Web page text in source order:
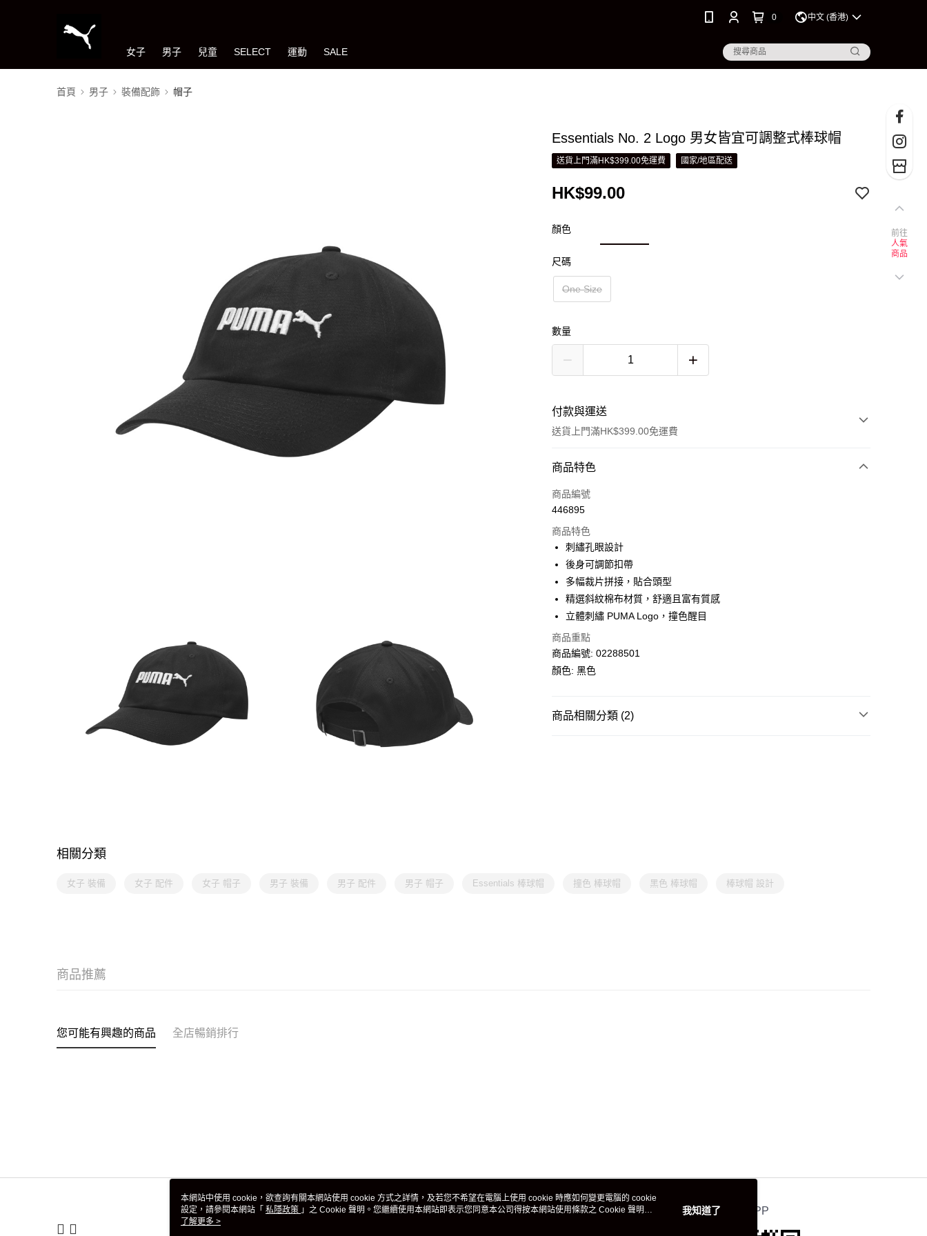
0 中文 (香港)
女子 男子 兒童 SELECT 運動 SALE
首頁 男子 裝備配飾 帽子
Essentials No. 2 Logo 男女皆宜可調整式棒球帽
送貨上門滿HK$399.00免運費 國家/地區配送
HK$99.00
顏色
尺碼
One Size
數量
付款與運送
送貨上門滿HK$399.00免運費
付款方式
信用卡
相關說明
Alipay, PayMe, WeChat Pay, UnionPay, FPS
送貨方式
單筆訂單淨值滿$399可享免運費優惠
每筆HK$30.00，滿HK$399.00或以上免運費
滿$599可享澳門免運費優惠
商品特色
商品編號
446895
商品特色
刺繡孔眼設計
後身可調節扣帶
多幅裁片拼接，貼合頭型
精選斜紋棉布材質，舒適且富有質感
立體刺繡 PUMA Logo，撞色醒目
商品重點
商品編號: 02288501
顏色: 黑色
商品相關分類 (2)
相關分類
女子 裝備 女子 配件 女子 帽子 男子 裝備 男子 配件 男子 帽子 Essentials 棒球帽 撞色 棒球帽 黑色 棒球帽 棒球帽 設計
商品推薦
您可能有興趣的商品 全店暢銷排行
關於我們 客戶服務 官方APP
前往
人氣
商品
本網站中使用 cookie，欲查詢有關本網站使用 cookie 方式之詳情，及若您不希望在電腦上使用 cookie 時應如何變更電腦的 cookie
設定，請參閱本網站「 私隱政策 」之 Cookie 聲明。您繼續使用本網站即表示您同意本公司得按本網站使用條款之 Cookie 聲明使
用 cookie。
了解更多 >
我知道了